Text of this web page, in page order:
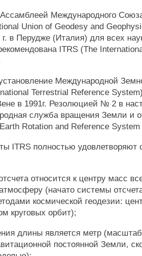
Международного
Union of Geodesy and
в Перудже (Италия) для всех
ITRS (The
Международной
Terrestrial Reference
в 1991г. Резолюцией № 2 в
служба вращения Земли и
Rotation and Reference
ITRS полностью
относится к центру масс
(начато системы
космической геодезии:
круговых орбит);
длины является метр
постоянной Земли,